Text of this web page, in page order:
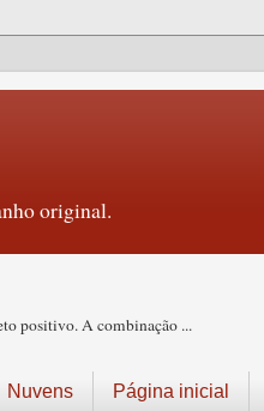
original.
positivo. A combinação ...
Nuvens Página inicial